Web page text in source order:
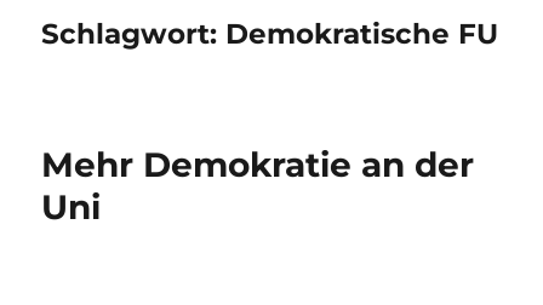
Schlagwort: Demokratische FU
Mehr Demokratie an der
Uni